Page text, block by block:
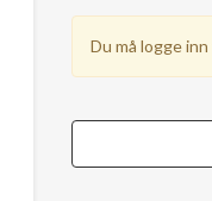
Du må logge